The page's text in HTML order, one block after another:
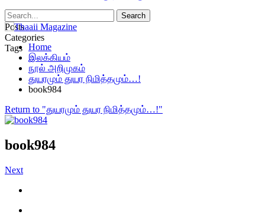
Posts
Categories
Tags Home
இலக்கியம்
நூல் அறிமுகம்
துயரமும் துயர நிமித்தமும்…!
book984
Return to "துயரமும் துயர நிமித்தமும்…!"
book984
Next